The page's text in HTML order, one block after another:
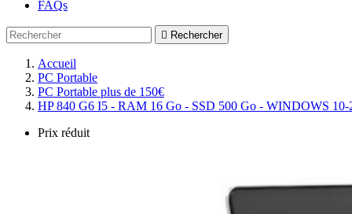
FAQs
 Rechercher
Accueil
PC Portable
PC Portable plus de 150€
HP 840 G6 I5 - RAM 16 Go - SSD 500 Go - WINDOWS 10-
Prix réduit